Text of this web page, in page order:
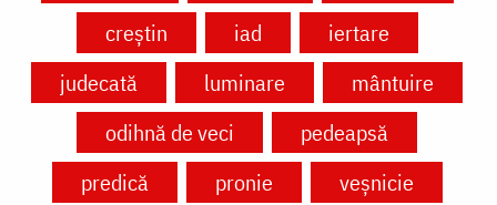
creștin
iad
iertare
judecată
luminare
mântuire
odihnă de veci
pedeapsă
predică
pronie
veșnicie